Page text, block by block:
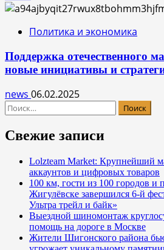
Политика и экономика
Поддержка отечественного
новые инициативы и
news 06.02.2025
Найти:
Свежие записи
Lolzteam Market: Крупнейший
аккаунтов и цифровых товаров
100 км, гости из 100 городов и
Жигулёвске завершился 6-й
Ультра трейл и байк»
Выездной шиномонтаж
помощь на дороге в Москве
Жители Шигонского района